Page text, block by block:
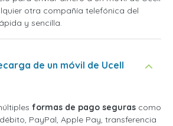
otra compañía telefónica del
y sencilla.
de un móvil de Ucell
formas de pago seguras como
PayPal, Apple Pay, transferencia